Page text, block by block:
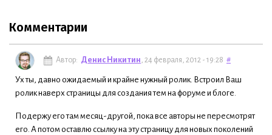
Комментарии
Автор: Денис Никитин, 24 февраля, 2012 - 19:28 #
Ух ты, давно ожидаемый и крайне нужный ролик. Встроил Ваш
ролик наверх страницы для создания тем на форуме и блоге.
Подержу его там месяц-другой, пока все авторы не пересмотрят
его. А потом оставлю ссылку на эту страницу для новых поколений